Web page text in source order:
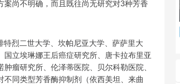
案尚不明确，而且既往尚无研究对3种芳香
烈二世大学、坎帕尼亚大学、萨萨里大
立埃琳娜王后癌症研究所、唐卡拉布里亚
瘤研究所、伦泽蒂医院、贝尔科勒医院、
同类型芳香酶抑制剂（依西美坦、来曲